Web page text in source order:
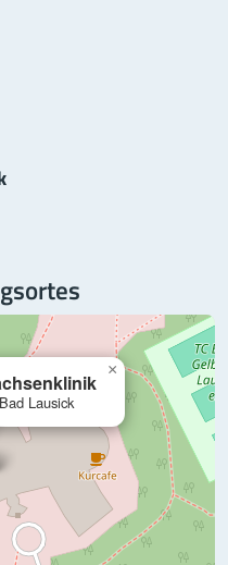
Lausick
×